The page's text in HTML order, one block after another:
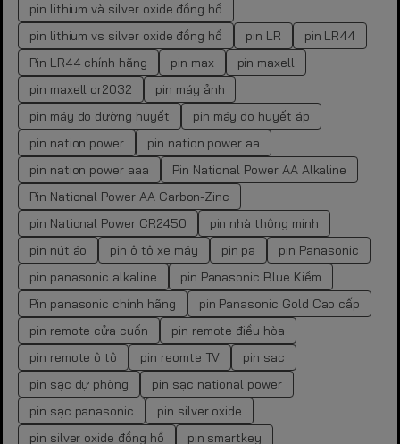
pin lithium và silver oxide đồng hồ
pin lithium vs silver oxide đồng hồ
pin LR
pin LR44
Pin LR44 chính hãng
pin max
pin maxell
pin maxell cr2032
pin máy ảnh
pin máy đo đường huyết
pin máy đo huyết áp
pin nation power
pin nation power aa
pin nation power aaa
Pin National Power AA Alkaline
Pin National Power AA Carbon-Zinc
pin National Power CR2450
pin nhà thông minh
pin nút áo
pin ô tô xe máy pin pa
pin Panasonic
pin panasonic alkaline
pin Panasonic Blue Kiềm
Pin panasonic chính hãng
pin Panasonic Gold Cao cấp
pin remote cửa cuốn
pin remote điều hòa
pin remote ô tô
pin reomte TV
pin sạc
pin sạc dự phòng
pin sạc national power
pin sạc panasonic
pin silver oxide
pin silver oxide đồng hồ
pin smartkey